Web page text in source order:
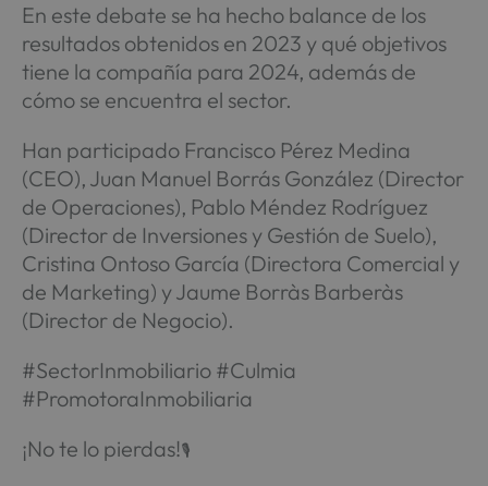
En este debate se ha hecho balance de los
resultados obtenidos en 2023 y qué objetivos
tiene la compañía para 2024, además de
cómo se encuentra el sector.
Han participado Francisco Pérez Medina
(CEO), Juan Manuel Borrás González (Director
de Operaciones), Pablo Méndez Rodríguez
(Director de Inversiones y Gestión de Suelo),
Cristina Ontoso García (Directora Comercial y
de Marketing) y Jaume Borràs Barberàs
(Director de Negocio).
#SectorInmobiliario #Culmia
#PromotoraInmobiliaria
¡No te lo pierdas!🎙